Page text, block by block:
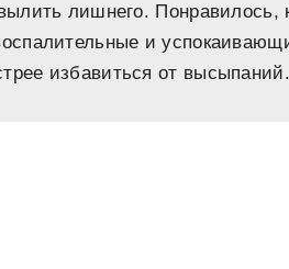
лишнего. Понравилось,
и
избавиться от высыпаний.